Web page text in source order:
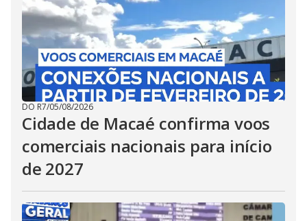
DO R7/05/08/2026
Cidade de Macaé confirma voos
comerciais nacionais para início
de 2027